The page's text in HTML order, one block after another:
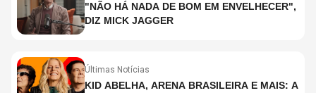
"NÃO HÁ NADA DE BOM EM ENVELHECER",
DIZ MICK JAGGER
Últimas Notícias
KID ABELHA, ARENA BRASILEIRA E MAIS: A